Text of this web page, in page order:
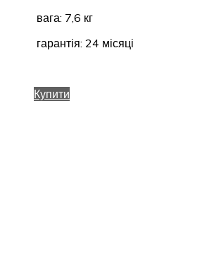
вага: 7,6 кг
гарантія: 24 місяці
Купити